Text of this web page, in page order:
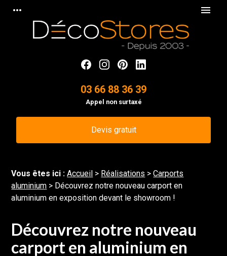
more_horiz menu
03 66 88 36 39
Appel non surtaxé
Devis gratuit
Vous êtes ici :Accueil > Réalisations >Carports
aluminium > Découvrez notre nouveau carport en
aluminium en exposition devant le showroom !
Découvrez notre nouveau
carport en aluminium en